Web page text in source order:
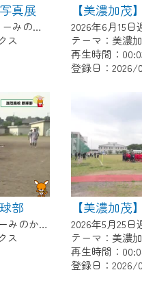
真展
2026年6月22日週 ウィークリーみのかもにて放送
ス
【美濃加
テーマ：美濃
再生時間：
登録日：2026/
部
2026年6月8日週 ウィークリーみのかもにて放送
ス
テーマ：美濃
再生時間：
登録日：2026/